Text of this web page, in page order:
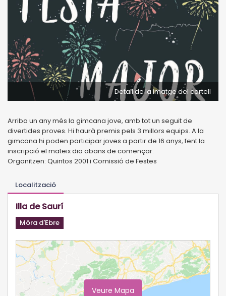
Detall de la imatge del cartell
Arriba un any més la gimcana jove, amb tot un seguit de
divertides proves. Hi haurà premis pels 3 millors equips. A la
gimcana hi poden participar joves a partir de 16 anys, fent la
inscripció el mateix dia abans de començar.
Organitzen: Quintos 2001 i Comissió de Festes
Localització
Illa de Saurí
Móra d'Ebre
Veure Mapa